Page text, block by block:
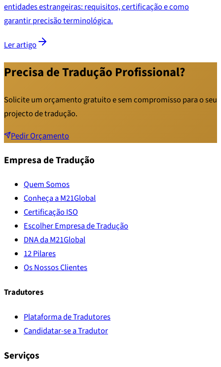
entidades estrangeiras: requisitos, certificação e como
garantir precisão terminológica.
Ler artigo
Precisa de Tradução Profissional?
Solicite um orçamento gratuito e sem compromisso para o seu
projecto de tradução.
Pedir Orçamento
Empresa de Tradução
Quem Somos
Conheça a M21Global
Certificação ISO
Escolher Empresa de Tradução
DNA da M21Global
12 Pilares
Os Nossos Clientes
Tradutores
Plataforma de Tradutores
Candidatar-se a Tradutor
Serviços